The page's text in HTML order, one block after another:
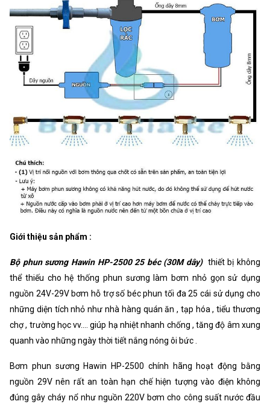
Giới thiệu sản phẩm :
Bộ phun sương Hawin HP-2500 25 béc (30M dây) thiết bị không
thể thiếu cho hệ thống phun sương làm bơm nhỏ gọn sử dụng
nguồn 24V-29V bơm hỗ trợ số béc phun tối đa 25 cái sử dụng cho
những diện tích nhỏ như nhà hàng quán ăn , tạp hóa , tiểu thương
chợ , trường học vv.... giúp hạ nhiệt nhanh chống , tăng độ âm xung
quanh vào những ngày thời tiết nắng nóng ôi bức .
Bơm phun sương Hawin HP-2500 chính hãng hoạt động bằng
nguồn 29V nên rất an toàn hạn chế hiện tượng vào điện không
đúng gây cháy nổ như nguồn 220V bơm cho công suất nước đầu